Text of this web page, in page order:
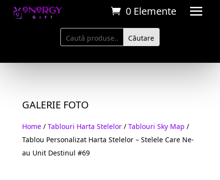
0 Elemente
GALERIE FOTO
Home/ Tablouri Harta Stelelor/ Tablouri Sky Map /
Tablou Personalizat Harta Stelelor – Stelele Care Ne-
au Unit Destinul #69